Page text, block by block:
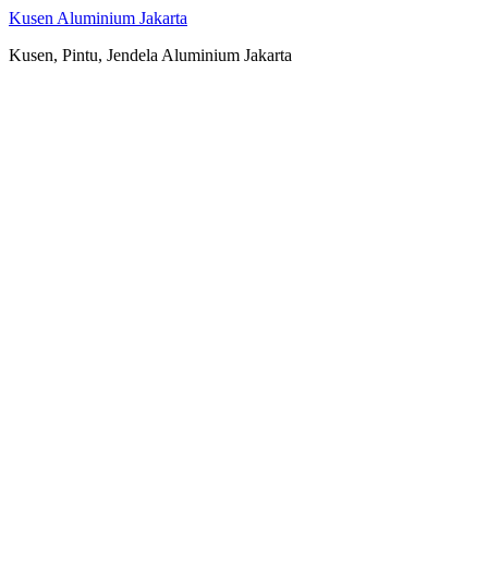
Skip
content
Kusen Aluminium Jakarta
Kusen, Pintu, Jendela Aluminium Jakarta